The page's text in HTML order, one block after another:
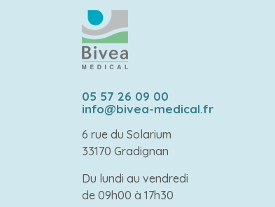
05 57 26 09 00
info@bivea-medical.fr
6 rue du Solarium
33170 Gradignan
Du lundi au vendredi
de 09h00 à 17h30